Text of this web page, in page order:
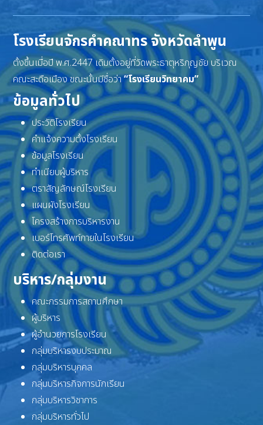
โรงเรียนจักรคำคณาทร จังหวัดลำพูน
ตั้งขึ้นเมื่อปี พ.ศ.2447 เดิมตั้งอยู่ที่วัดพระธาตุหริภุญชัย บริเวณ
คณะสะดือเมือง ขณะนั้นมีชื่อว่า“โรงเรียนวิทยาคม”
ข้อมูลทั่วไป
ประวัติโรงเรียน
คำแจ้งความตั้งโรงเรียน
ข้อมูลโรงเรียน
ทำเนียบผู้บริหาร
ตราสัญลักษณ์โรงเรียน
แผนผังโรงเรียน
โครงสร้างการบริหารงาน
เบอร์โทรศัพท์ภายในโรงเรียน
ติดต่อเรา
บริหาร/กลุ่มงาน
คณะกรรมการสถานศึกษา
ผู้บริหาร
ผู้อำนวยการโรงเรียน
กลุ่มบริหารงบประมาณ
กลุ่มบริหารบุคคล
กลุ่มบริหารกิจการนักเรียน
กลุ่มบริหารวิชาการ
กลุ่มบริหารทั่วไป